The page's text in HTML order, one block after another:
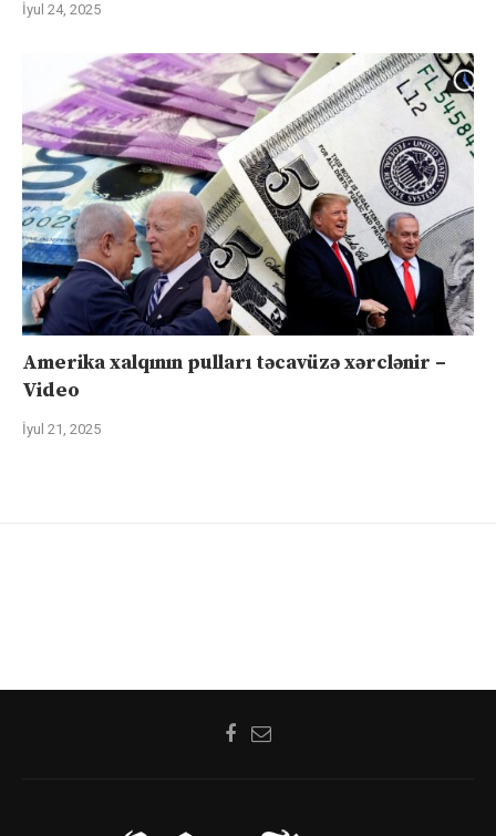
İyul 24, 2025
Amerika xalqının pulları təcavüzə xərclənir –
Video
İyul 21, 2025